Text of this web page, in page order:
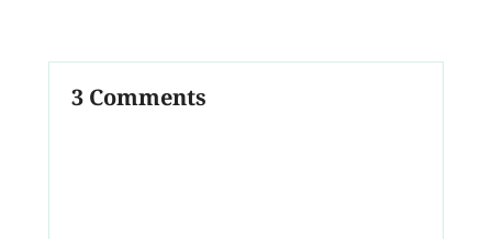
3 Comments